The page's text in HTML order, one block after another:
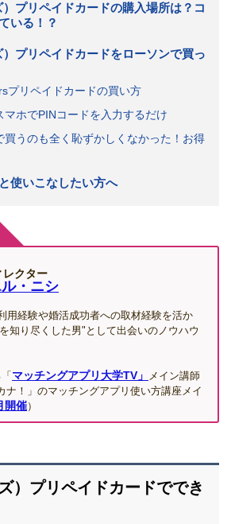
プリペイドカードの購入場所は？コ
いる！？
プリペイドカードをローソンで買っ
プリペイドカードの買い方
マホでPINコードを入力するだけ
買うのも全く恥ずかしくなかった！お得
使いこなしたい方へ
レクター
・ニシ
用経験や婚活成功者への取材経験を活か
知り尽くした男"として出会いのノウハウ
マッチングアプリ大学TV」
メイン講師
ナ！」のマッチングアプリ使い方講座メイ
開催）
）プリペイドカードででき